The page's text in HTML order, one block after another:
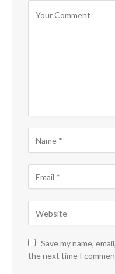
Save my name,
the next time I